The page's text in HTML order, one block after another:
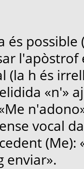
és
l'apòstrof
(la h és
«n'»
vocal
(Me):
enviar».